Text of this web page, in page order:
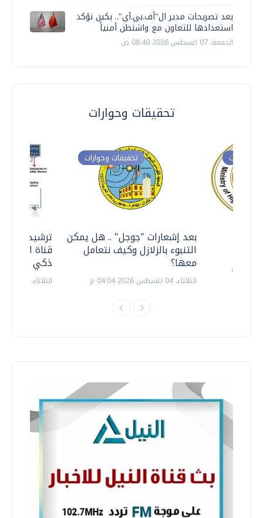
بعد تصريحات مدير ال"أف.بي.آي".. بكين تؤكد
استعدادها للتعاون مع واشنطن أمنياً
الجمعة، 07 اغسطس 2026 08:40 ص
تحقيقات وحوارات
ترشيدا
قناة
ذكي
الثلاثاء، 14 يوليو 2026 06:11 م
تحقيقات وحوارات
بعد إشعارات "جوجل" .. هل يمكن
التنبوء بالزلازل وكيف نتعامل
معها؟
الثلاثاء، 04 اغسطس 2026 04:04 م
وحوارات